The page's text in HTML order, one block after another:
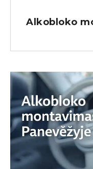
Alkobloko